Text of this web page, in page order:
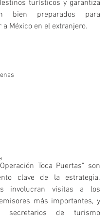
turísticos y garantiza
bien preparados para
México en el extranjero.
Toca Puertas" son
clave de la estrategia.
involucran visitas a los
más importantes, y
secretarios de turismo